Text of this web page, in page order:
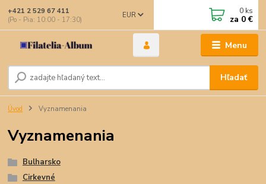
Menu
EUR
Hľadať
+421 2 529 67 411
(Po - Pia: 10:00 - 17:30)
0 ks
za 0 €
Úvod Vyznamenania
Vyznamenania
Bulharsko
Cirkevné